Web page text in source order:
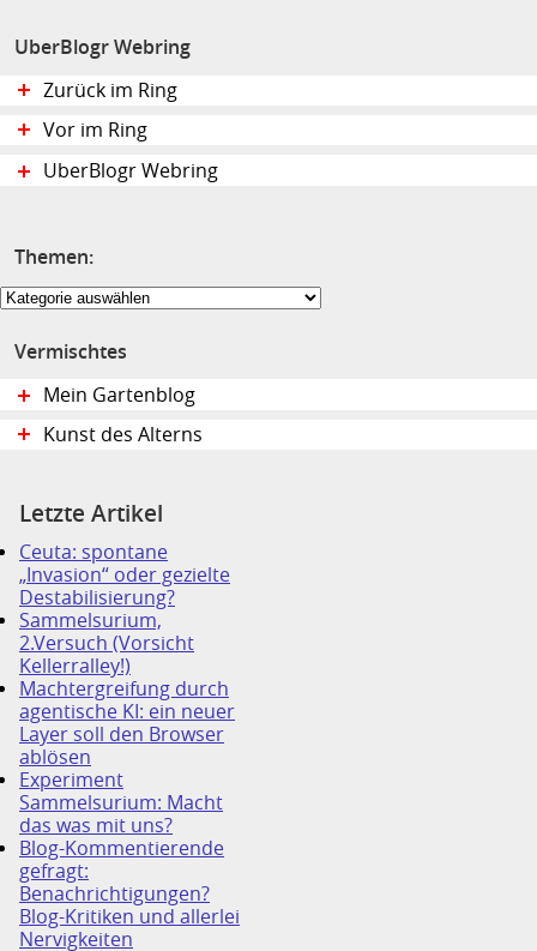
UberBlogr Webring
Zurück im Ring
Vor im Ring
UberBlogr Webring
Themen:
Themen:
Vermischtes
Mein Gartenblog
Kunst des Alterns
Letzte Artikel
Ceuta: spontane
„Invasion“ oder gezielte
Destabilisierung?
Sammelsurium,
2.Versuch (Vorsicht
Kellerralley!)
Machtergreifung durch
agentische KI: ein neuer
Layer soll den Browser
ablösen
Experiment
Sammelsurium: Macht
das was mit uns?
Blog-Kommentierende
gefragt:
Benachrichtigungen?
Blog-Kritiken und allerlei
Nervigkeiten